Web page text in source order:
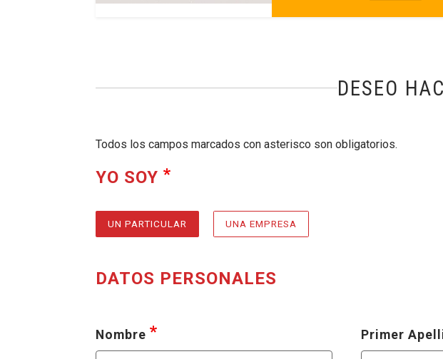
DESEO
Todos los campos marcados con asterisco son obligatorios.
YO SOY REQUERIDO
, SELECCIONE AL MENOS UNA
UN PARTICULAR UNA EMPRESA
DATOS PERSONALES
Nombre requerido
, seleccione al menos una de las siguientes
Primer